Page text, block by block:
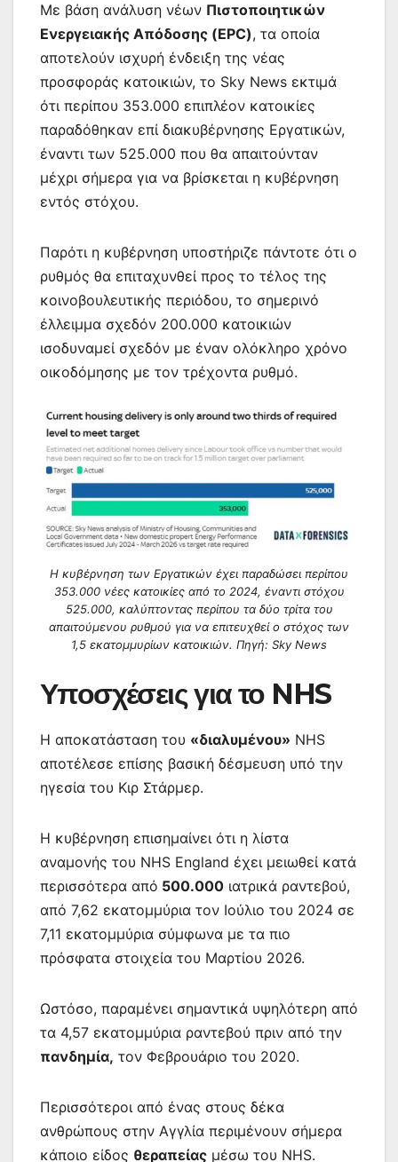
Με βάση ανάλυση νέων Πιστοποιητικών
Ενεργειακής Απόδοσης (EPC), τα οποία
αποτελούν ισχυρή ένδειξη της νέας
προσφοράς κατοικιών, το Sky News εκτιμά
ότι περίπου 353.000 επιπλέον κατοικίες
παραδόθηκαν επί διακυβέρνησης Εργατικών,
έναντι των 525.000 που θα απαιτούνταν
μέχρι σήμερα για να βρίσκεται η κυβέρνηση
εντός στόχου.
Παρότι η κυβέρνηση υποστήριζε πάντοτε ότι ο
ρυθμός θα επιταχυνθεί προς το τέλος της
κοινοβουλευτικής περιόδου, το σημερινό
έλλειμμα σχεδόν 200.000 κατοικιών
ισοδυναμεί σχεδόν με έναν ολόκληρο χρόνο
οικοδόμησης με τον τρέχοντα ρυθμό.
Η κυβέρνηση των Εργατικών έχει παραδώσει περίπου
353.000 νέες κατοικίες από το 2024, έναντι στόχου
525.000, καλύπτοντας περίπου τα δύο τρίτα του
απαιτούμενου ρυθμού για να επιτευχθεί ο στόχος των
1,5 εκατομμυρίων κατοικιών. Πηγή: Sky News
Υποσχέσεις για το NHS
Η αποκατάσταση του «διαλυμένου» NHS
αποτέλεσε επίσης βασική δέσμευση υπό την
ηγεσία του Κιρ Στάρμερ.
Η κυβέρνηση επισημαίνει ότι η λίστα
αναμονής του NHS England έχει μειωθεί κατά
περισσότερα από 500.000 ιατρικά ραντεβού,
από 7,62 εκατομμύρια τον Ιούλιο του 2024 σε
7,11 εκατομμύρια σύμφωνα με τα πιο
πρόσφατα στοιχεία του Μαρτίου 2026.
Ωστόσο, παραμένει σημαντικά υψηλότερη από
τα 4,57 εκατομμύρια ραντεβού πριν από την
πανδημία, τον Φεβρουάριο του 2020.
Περισσότεροι από ένας στους δέκα
ανθρώπους στην Αγγλία περιμένουν σήμερα
κάποιο είδος θεραπείας μέσω του NHS.